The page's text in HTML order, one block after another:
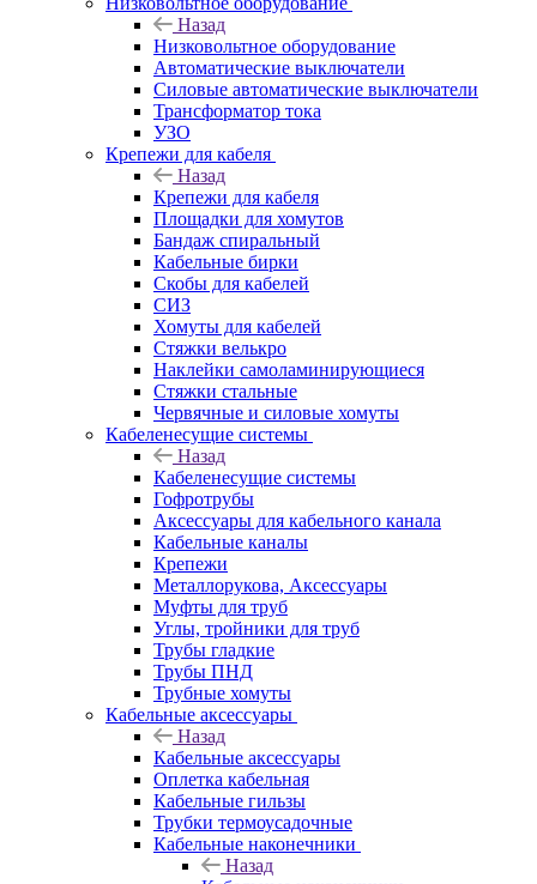
Назад
Низковольтное оборудование
Автоматические выключатели
Силовые автоматические выключатели
Трансформатор тока
УЗО
Крепежи для кабеля
Назад
Крепежи для кабеля
Площадки для хомутов
Бандаж спиральный
Кабельные бирки
Cкобы для кабелей
СИЗ
Хомуты для кабелей
Стяжки велькро
Наклейки самоламинирующиеся
Стяжки стальные
Червячные и силовые хомуты
Кабеленесущие системы
Назад
Кабеленесущие системы
Гофротрубы
Аксессуары для кабельного канала
Кабельные каналы
Крепежи
Металлорукова, Аксессуары
Муфты для труб
Углы, тройники для труб
Трубы гладкие
Трубы ПНД
Трубные хомуты
Кабельные аксессуары
Назад
Кабельные аксессуары
Оплетка кабельная
Кабельные гильзы
Трубки термоусадочные
Кабельные наконечники
Назад